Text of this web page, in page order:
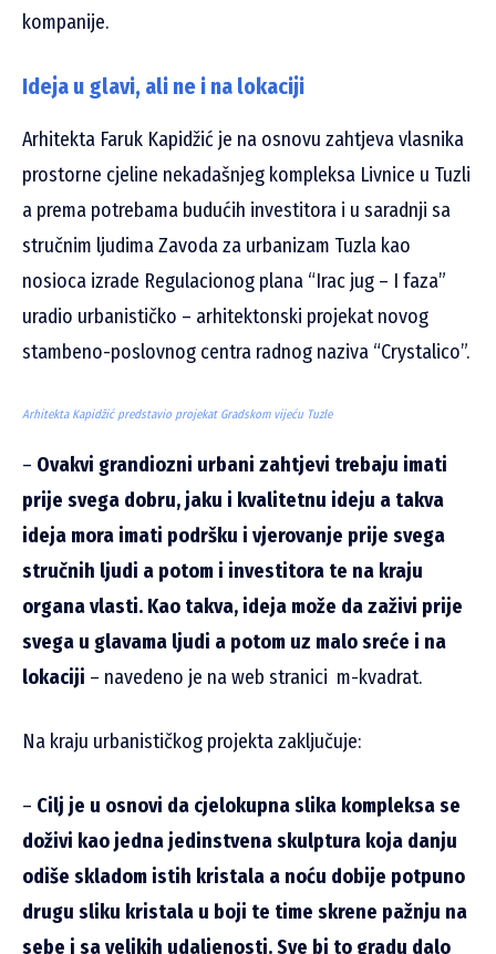
kompanije.
Ideja u glavi, ali ne i na lokaciji
Arhitekta Faruk Kapidžić je na osnovu zahtjeva vlasnika
prostorne cjeline nekadašnjeg kompleksa Livnice u Tuzli
a prema potrebama budućih investitora i u saradnji sa
stručnim ljudima Zavoda za urbanizam Tuzla kao
nosioca izrade Regulacionog plana “Irac jug – I faza”
uradio urbanističko – arhitektonski projekat novog
stambeno-poslovnog centra radnog naziva “Crystalico”.
Arhitekta Kapidžić predstavio projekat Gradskom vijeću Tuzle
– Ovakvi grandiozni urbani zahtjevi trebaju imati
prije svega dobru, jaku i kvalitetnu ideju a takva
ideja mora imati podršku i vjerovanje prije svega
stručnih ljudi a potom i investitora te na kraju
organa vlasti. Kao takva, ideja može da zaživi prije
svega u glavama ljudi a potom uz malo sreće i na
lokaciji – navedeno je na web stranici m-kvadrat.
Na kraju urbanističkog projekta zaključuje:
– Cilj je u osnovi da cjelokupna slika kompleksa se
doživi kao jedna jedinstvena skulptura koja danju
odiše skladom istih kristala a noću dobije potpuno
drugu sliku kristala u boji te time skrene pažnju na
sebe i sa velikih udaljenosti. Sve bi to gradu dalo